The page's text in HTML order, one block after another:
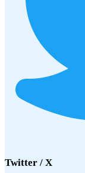
Twitter / X